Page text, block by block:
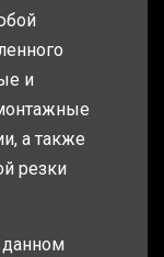
и
а также
резки
данном